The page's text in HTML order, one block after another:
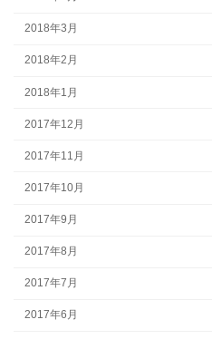
2018年3月
2018年2月
2018年1月
2017年12月
2017年11月
2017年10月
2017年9月
2017年8月
2017年7月
2017年6月